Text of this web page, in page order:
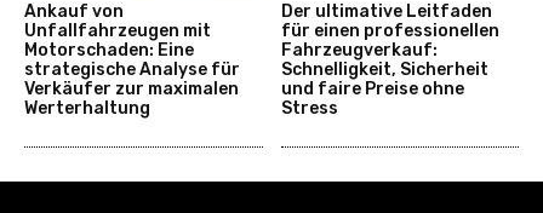
Ankauf von
Unfallfahrzeugen mit
Motorschaden: Eine
strategische Analyse für
Verkäufer zur maximalen
Werterhaltung
Der ultimative Leitfaden
für einen professionellen
Fahrzeugverkauf:
Schnelligkeit, Sicherheit
und faire Preise ohne
Stress